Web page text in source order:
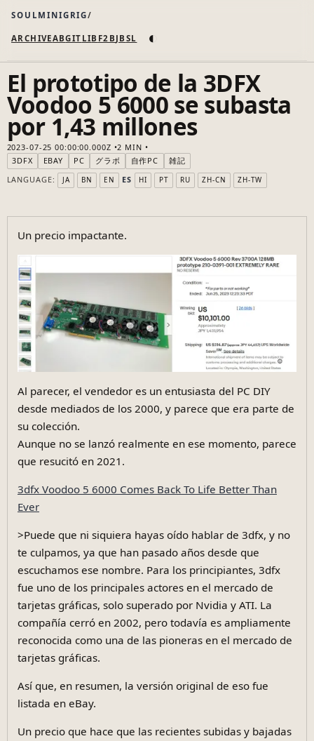
SOULMINIGRIG
ARCHIVEABGIT LIB F2B JB SL ◐
El prototipo de la 3DFX
Voodoo 5 6000 se subasta
por 1,43 millones
2023-07-25 00:00:00.000Z
2 MIN
3DFX
EBAY PC グラボ 自作PC
雑記
LANGUAGE:
JA BN EN ES HI PT RU ZH-CN ZH-TW
Un precio impactante.
Al parecer, el vendedor es un entusiasta del PC DIY
desde mediados de los 2000, y parece que era parte de
su colección.
Aunque no se lanzó realmente en ese momento, parece
que resucitó en 2021.
3dfx Voodoo 5 6000 Comes Back To Life Better Than
Ever
>Puede que ni siquiera hayas oído hablar de 3dfx, y no
te culpamos, ya que han pasado años desde que
escuchamos ese nombre. Para los principiantes, 3dfx
fue uno de los principales actores en el mercado de
tarjetas gráficas, solo superado por Nvidia y ATI. La
compañía cerró en 2002, pero todavía es ampliamente
reconocida como una de las pioneras en el mercado de
tarjetas gráficas.
Así que, en resumen, la versión original de eso fue
listada en eBay.
Un precio que hace que las recientes subidas y bajadas